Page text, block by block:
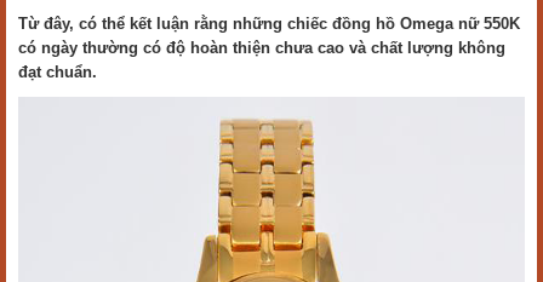
Từ đây, có thể kết luận rằng những chiếc đồng hồ Omega nữ 550K
có ngày thường có độ hoàn thiện chưa cao và chất lượng không
đạt chuẩn.